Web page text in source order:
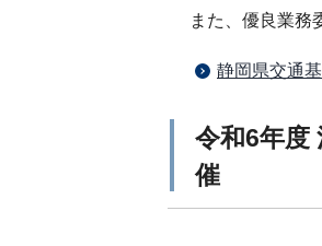
また、優良業務
静岡県交通
令和6年度
催